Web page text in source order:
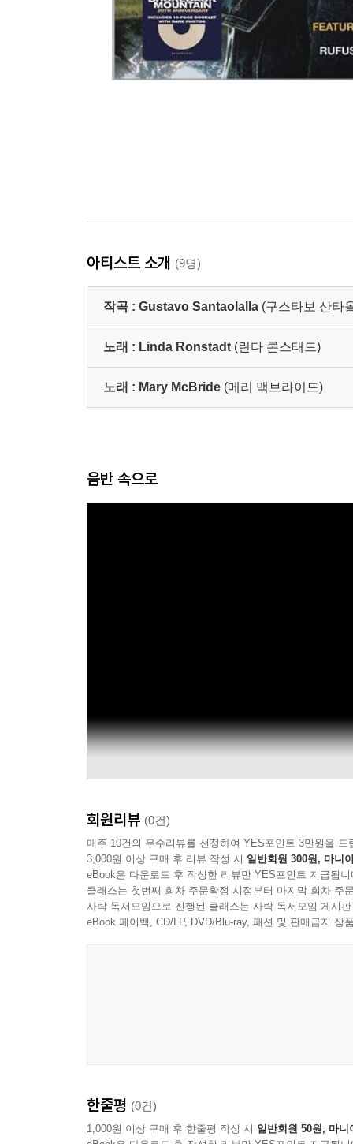
아티스트 소개 (9명)
작곡 : Gustavo Santaolalla (구스타보 산타
노래 : Linda Ronstadt (린다 론스태드)
노래 : Mary McBride (메리 맥브라이드)
음반 속으로
회원리뷰 (0건)
매주 10건의 우수리뷰를 선정하여 YES포인트 3만원을 드
3,000원 이상 구매 후 리뷰 작성 시 일반회원 300원, 마니
eBook은 다운로드 후 작성한 리뷰만 YES포인트 지급됩니
클래스는 첫번째 회차 주문확정 시점부터 마지막 회차 주
사락 독서모임으로 진행된 클래스는 사락 독서모임 게시
eBook 페이백, CD/LP, DVD/Blu-ray, 패션 및 판매금지 상
한줄평 (0건)
1,000원 이상 구매 후 한줄평 작성 시 일반회원 50원, 마니